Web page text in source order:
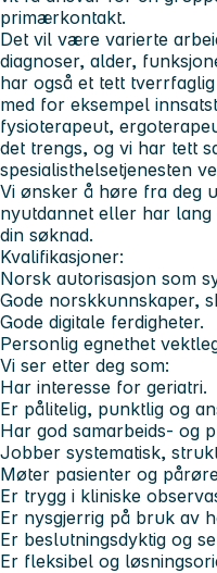
primærkontakt.
Det vil være varierte
diagnoser, alder,
har også et tett
med for eksempel
fysioterapeut,
det trengs, og vi har tett
spesialisthelsetjenesten
Vi ønsker å høre fra deg
nyutdannet eller har
din søknad.
Kvalifikasjoner:
Norsk autorisasjon som
Gode norskkunnskaper,
Gode digitale ferdigheter.
Personlig egnethet
Vi ser etter deg som:
Har interesse for geriatri.
Er pålitelig, punktlig og
Har god samarbeids- og
Jobber systematisk,
Møter pasienter og
Er trygg i kliniske
Er nysgjerrig på bruk av
Er beslutningsdyktig og
Er fleksibel og